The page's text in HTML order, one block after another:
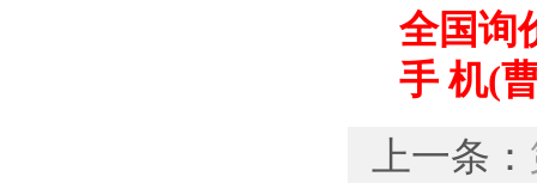
全国询
手 机(
上一条：